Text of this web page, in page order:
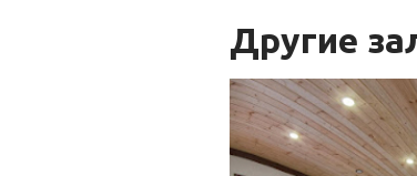
Другие